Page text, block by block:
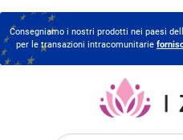
Consegniamo i nostri prodotti nei paesi
per le transazioni intracomunitarie